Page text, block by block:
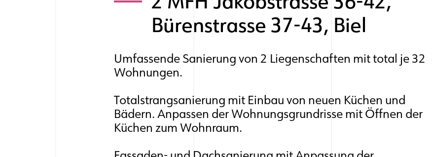
Bürenstrasse 37-43, Biel
Umfassende Sanierung von 2 Liegenschaften mit total je 32
Wohnungen.
Totalstrangsanierung mit Einbau von neuen Küchen und
Bädern. Anpassen der Wohnungsgrundrisse mit Öffnen der
Küchen zum Wohnraum.